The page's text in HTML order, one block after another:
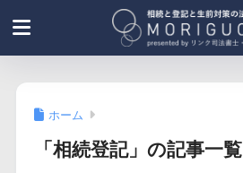
ホーム
「相続登記」の記事一覧